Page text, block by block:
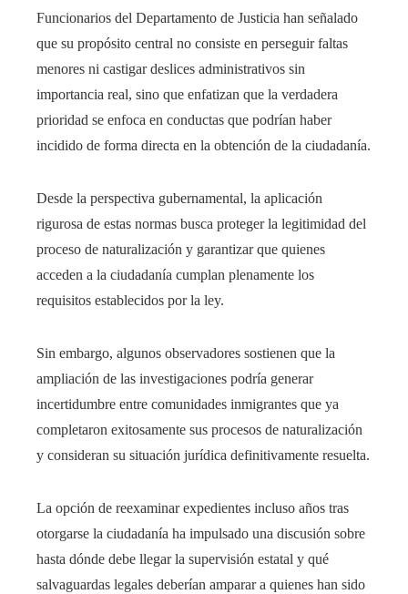
Funcionarios del Departamento de Justicia han señalado
que su propósito central no consiste en perseguir faltas
menores ni castigar deslices administrativos sin
importancia real, sino que enfatizan que la verdadera
prioridad se enfoca en conductas que podrían haber
incidido de forma directa en la obtención de la ciudadanía.
Desde la perspectiva gubernamental, la aplicación
rigurosa de estas normas busca proteger la legitimidad del
proceso de naturalización y garantizar que quienes
acceden a la ciudadanía cumplan plenamente los
requisitos establecidos por la ley.
Sin embargo, algunos observadores sostienen que la
ampliación de las investigaciones podría generar
incertidumbre entre comunidades inmigrantes que ya
completaron exitosamente sus procesos de naturalización
y consideran su situación jurídica definitivamente resuelta.
La opción de reexaminar expedientes incluso años tras
otorgarse la ciudadanía ha impulsado una discusión sobre
hasta dónde debe llegar la supervisión estatal y qué
salvaguardas legales deberían amparar a quienes han sido